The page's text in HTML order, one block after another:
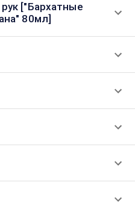
["Бархатные
80мл]